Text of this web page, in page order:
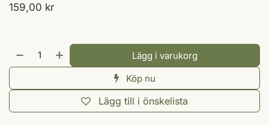
159,00 kr
Lägg i varukorg
Köp nu
Lägg till i önskelista